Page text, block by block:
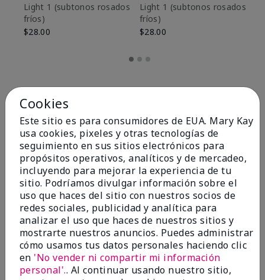
Light 1​ (subtonos rosados
fríos)
$28.00
Light 1​ (subtonos rosados
fríos)
$28.00
OPINIONES
4.8
Cookies
Este sitio es para consumidores de EUA. Mary Kay
usa cookies, pixeles y otras tecnologías de
seguimiento en sus sitios electrónicos para
propósitos operativos, analíticos y de mercadeo,
incluyendo para mejorar la experiencia de tu
sitio. Podríamos divulgar información sobre el
uso que haces del sitio con nuestros socios de
redes sociales, publicidad y analítica para
analizar el uso que haces de nuestros sitios y
mostrarte nuestros anuncios. Puedes administrar
cómo usamos tus datos personales haciendo clic
en 'No vender ni compartir mi información
personal'.. Al continuar usando nuestro sitio,